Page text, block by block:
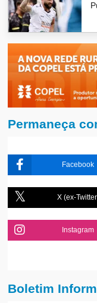
Permaneça
Facebook
X (ex-
Instagram
Boletim